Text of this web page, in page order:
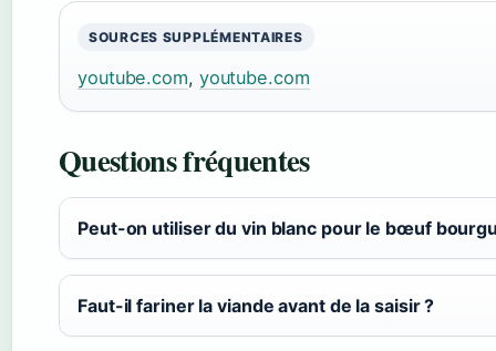
SOURCES SUPPLÉMENTAIRES
youtube.com, youtube.com
Questions fréquentes
Peut-on utiliser du vin blanc pour le bœuf
Faut-il fariner la viande avant de la saisir ?